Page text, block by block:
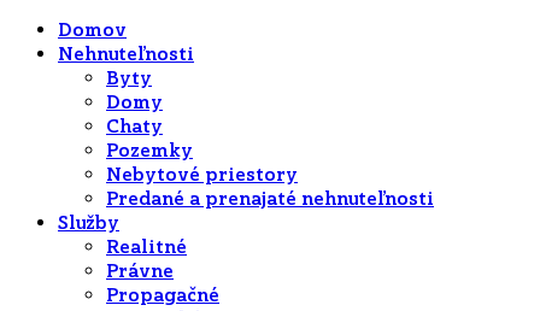
Domov
Nehnuteľnosti
Byty
Domy
Chaty
Pozemky
Nebytové priestory
Predané a prenajaté nehnuteľnosti
Služby
Realitné
Právne
Propagačné